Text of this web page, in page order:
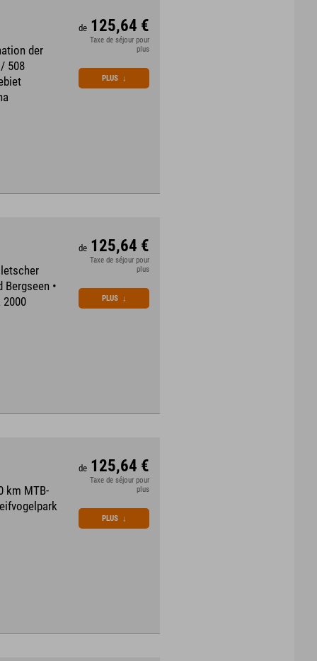
der
508
de 125,64 €
Taxe de séjour pour
plus
PLUS ↓
Bergseen •
2000
de 125,64 €
Taxe de séjour pour
plus
PLUS ↓
km MTB-
de 125,64 €
Taxe de séjour pour
plus
PLUS ↓